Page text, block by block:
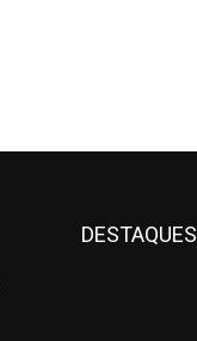
DESTAQUES